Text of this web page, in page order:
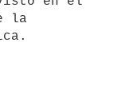
la